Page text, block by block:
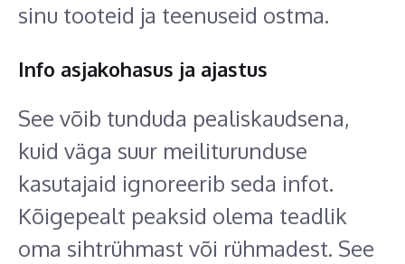
sinu tooteid ja teenuseid ostma.
Info asjakohasus ja ajastus
See võib tunduda pealiskaudsena,
kuid väga suur meiliturunduse
kasutajaid ignoreerib seda infot.
Kõigepealt peaksid olema teadlik
oma sihtrühmast või rühmadest. See